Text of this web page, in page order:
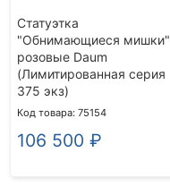
Статуэтка
"Обнимающиеся мишки"
розовые Daum
(Лимитированная серия
375 экз)
Код товара: 75154
106 500 ₽